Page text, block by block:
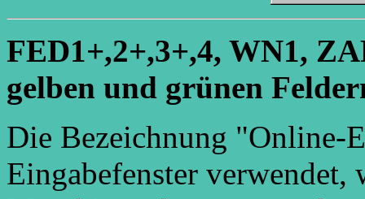
FED1+,2+,3+,4, WN1,
gelben und grünen
Die Bezeichnung "Online-
Eingabefenster verwendet,